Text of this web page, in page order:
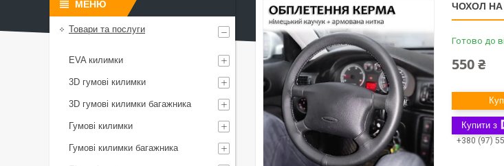
ЧОХОЛ НА
Готово до
550 ₴
Купити з
+380 (97)
Товари та послуги
EVA килимки
3D гумові килимки
3D гумові килимки багажника
Гумові килимки
Гумові килимки багажника